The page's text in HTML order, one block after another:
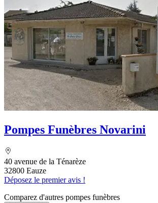
Pompes Funèbres Novarini
40 avenue de la Ténarèze
32800 Eauze
Déposez le premier avis !
Comparez d'autres pompes funèbres